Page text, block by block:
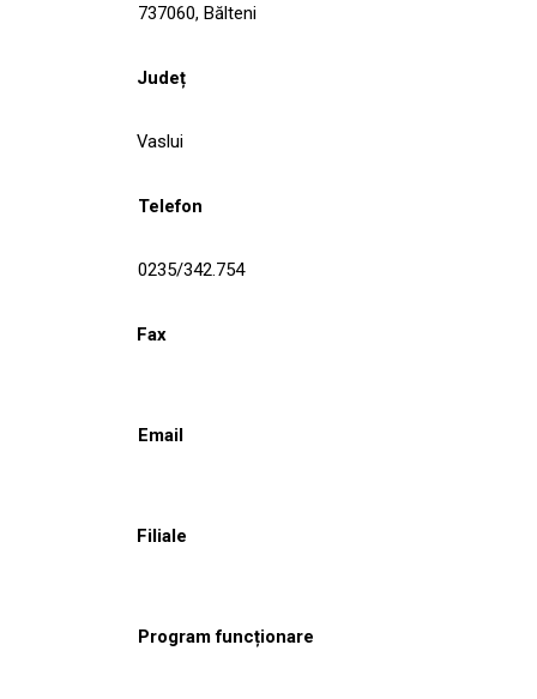
737060, Bălteni
Județ
Vaslui
Telefon
0235/342.754
Fax
Email
Filiale
Program funcționare